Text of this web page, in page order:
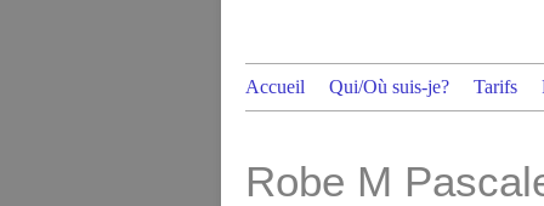
Accueil Qui/Où suis-je? Tarifs
Robe M